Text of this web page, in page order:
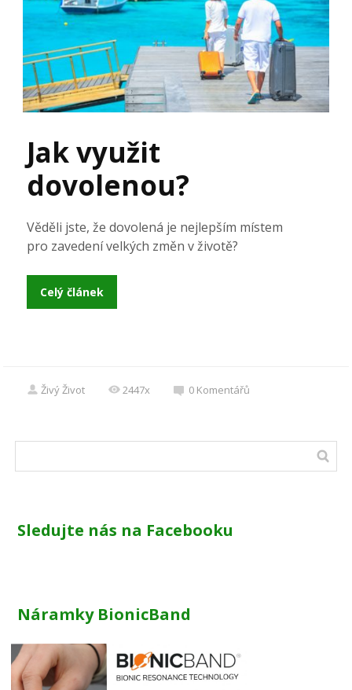
Jak využit
dovolenou?
Věděli jste, že dovolená je nejlepším místem
pro zavedení velkých změn v životě?
Celý článek
Živý Život 2447x 0 Komentářů
Sledujte nás na Facebooku
Náramky BionicBand